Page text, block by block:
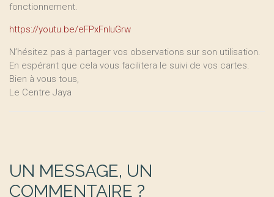
fonctionnement.
https://youtu.be/eFPxFnluGrw
N’hésitez pas à partager vos observations sur son utilisation.
En espérant que cela vous facilitera le suivi de vos cartes.
Bien à vous tous,
Le Centre Jaya
UN MESSAGE, UN
COMMENTAIRE ?